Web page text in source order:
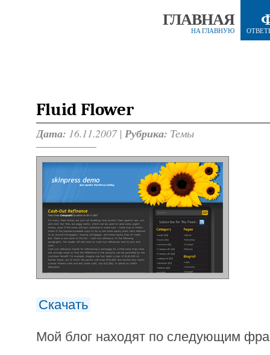
ГЛАВНАЯ
НА ГЛАВНУЮ
Fluid Flower
Дата: 16.11.2007 | Рубрика: Темы
Скачать
Мой блог находят по следующим